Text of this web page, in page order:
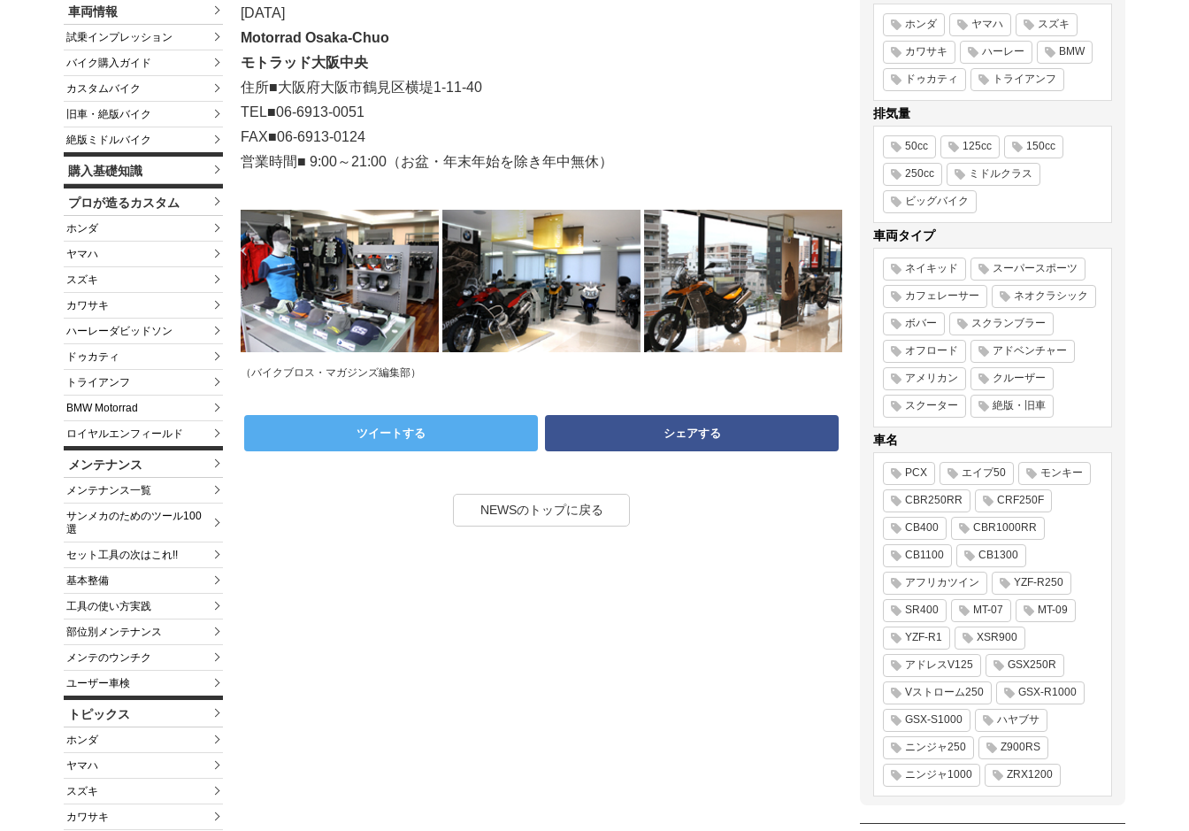
車両情報
試乗インプレッション
バイク購入ガイド
カスタムバイク
旧車・絶版バイク
絶版ミドルバイク
購入基礎知識
プロが造るカスタム
ホンダ
ヤマハ
スズキ
カワサキ
ハーレーダビッドソン
ドゥカティ
トライアンフ
BMW Motorrad
ロイヤルエンフィールド
メンテナンス
メンテナンス一覧
サンメカのためのツール100
選
セット工具の次はこれ!!
基本整備
工具の使い方実践
部位別メンテナンス
メンテのウンチク
ユーザー車検
トピックス
ホンダ
ヤマハ
スズキ
カワサキ
[DATA]
Motorrad Osaka-Chuo
モトラッド大阪中央
住所■大阪府大阪市鶴見区横堤1-11-40
TEL■06-6913-0051
FAX■06-6913-0124
営業時間■ 9:00～21:00（お盆・年末年始を除き年中無休）
（バイクブロス・マガジンズ編集部）
ツイートする シェアする
NEWSのトップに戻る
ホンダ ヤマハ スズキ
カワサキ ハーレー BMW
ドゥカティ トライアンフ
排気量
50cc 125cc 150cc
250cc ミドルクラス
ビッグバイク
車両タイプ
ネイキッド スーパースポーツ
カフェレーサー ネオクラシック
ボバー スクランブラー
オフロード アドベンチャー
アメリカン クルーザー
スクーター 絶版・旧車
車名
PCX エイプ50 モンキー
CBR250RR CRF250F
CB400 CBR1000RR
CB1100 CB1300
アフリカツイン YZF-R250
SR400 MT-07 MT-09
YZF-R1 XSR900
アドレスV125 GSX250R
Vストローム250 GSX-R1000
GSX-S1000 ハヤブサ
ニンジャ250 Z900RS
ニンジャ1000 ZRX1200